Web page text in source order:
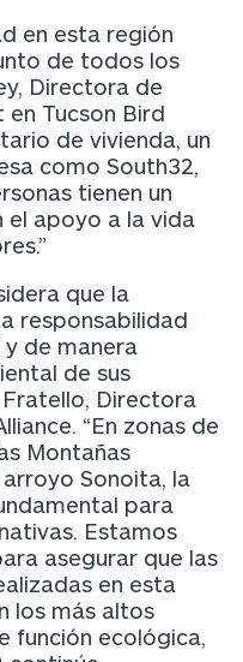
en esta región
de todos los
Directora de
Tucson Bird
de vivienda, un
como South32,
tienen un
el apoyo a la vida
que la
responsabilidad
de manera
de sus
Fratello, Directora
“En zonas de
Montañas
Sonoita, la
para
Estamos
asegurar que las
en esta
los más altos
función ecológica,